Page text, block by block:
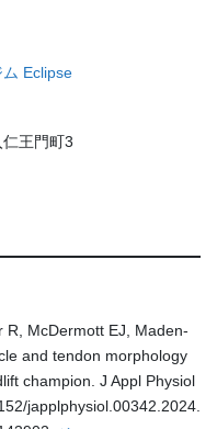
Eclipse
王門町3
R, McDermott EJ, Maden-
and tendon morphology
champion. J Appl Physiol
japplphysiol.00342.2024.